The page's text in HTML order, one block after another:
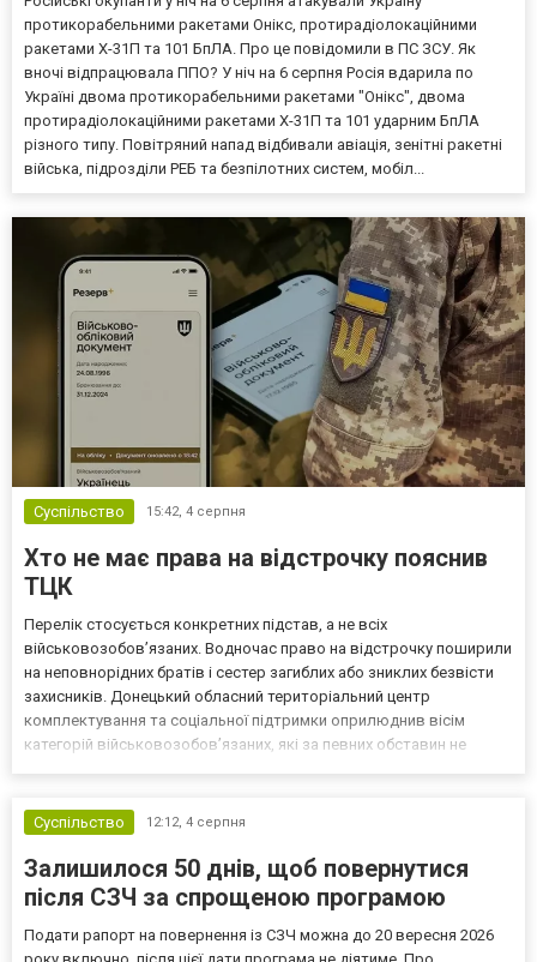
протикорабельними ракетами Онікс, протирадіолокаційними
ракетами Х-31П та 101 БпЛА. Про це повідомили в ПС ЗСУ. Як
вночі відпрацювала ППО? У ніч на 6 серпня Росія вдарила по
Україні двома протикорабельними ракетами "Онікс", двома
протирадіолокаційними ракетами Х-31П та 101 ударним БпЛА
різного типу. Повітряний напад відбивали авіація, зенітні ракетні
війська, підрозділи РЕБ та безпілотних систем, мобіл...
Суспільство 15:42, 4 серпня
Хто не має права на відстрочку пояснив
ТЦК
Перелік стосується конкретних підстав, а не всіх
військовозобов’язаних. Водночас право на відстрочку поширили
на неповнорідних братів і сестер загиблих або зниклих безвісти
захисників. Донецький обласний територіальний центр
комплектування та соціальної підтримки оприлюднив вісім
категорій військовозобов’язаних, які за певних обставин не
Суспільство
12:12, 4 серпня
Залишилося 50 днів, щоб повернутися
після СЗЧ за спрощеною програмою
Подати рапорт на повернення із СЗЧ можна до 20 вересня 2026